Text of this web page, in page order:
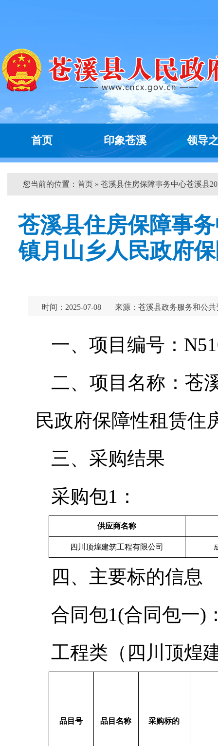
首页 印象苍溪 领导
您当前的位置： 首页 » 苍溪县住房保障事务中心苍溪县
苍溪县住房保障事
镇月山乡人民政府
时间：2025-07-08 来源：苍溪县政务服务和公
一、项目编号：
二、项目名称：苍
民政府保障性租赁住
三、采购结果
采购包1：
供应商名称
四川顶煌建筑工程有限公司
四、主要标的信息
合同包1(合同包一)
工程类（四川顶煌
品目号 品目名称 采购标的